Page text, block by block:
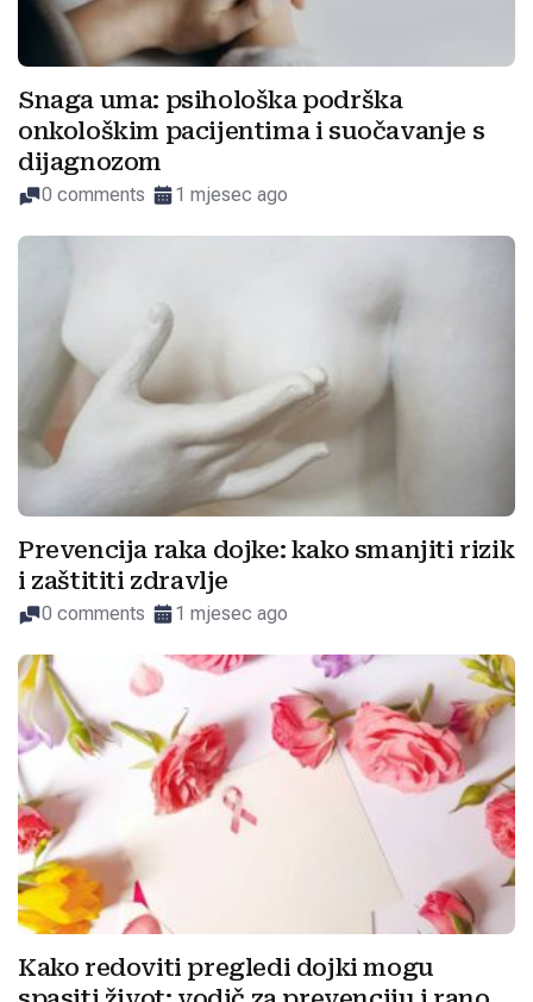
Snaga uma: psihološka podrška
onkološkim pacijentima i suočavanje s
dijagnozom
0 comments 1 mjesec ago
Prevencija raka dojke: kako smanjiti rizik
i zaštititi zdravlje
0 comments 1 mjesec ago
Kako redoviti pregledi dojki mogu